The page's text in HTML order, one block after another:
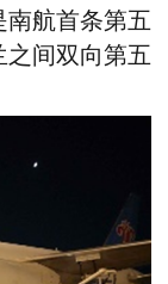
南航首条第五
之间双向第五